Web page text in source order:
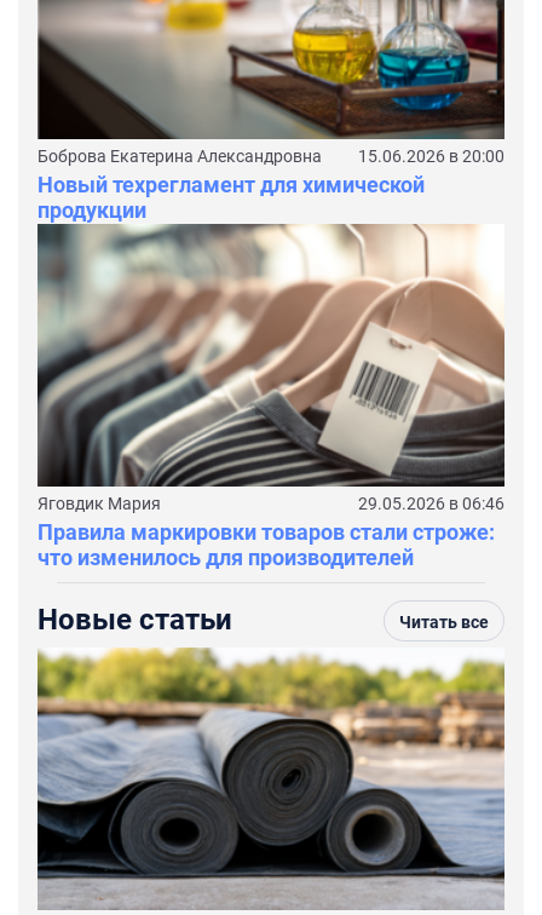
Боброва Екатерина Александровна 15.06.2026 в 20:00
Новый техрегламент для химической
продукции
Яговдик Мария 29.05.2026 в 06:46
Правила маркировки товаров стали строже:
что изменилось для производителей
Новые статьи Читать все